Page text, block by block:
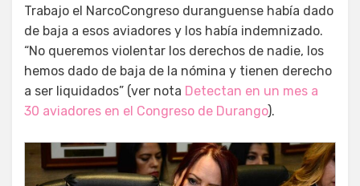
Trabajo el NarcoCongreso duranguense había dado
de baja a esos aviadores y los había indemnizado.
“No queremos violentar los derechos de nadie, los
hemos dado de baja de la nómina y tienen derecho
a ser liquidados” (ver nota Detectan en un mes a
30 aviadores en el Congreso de Durango).